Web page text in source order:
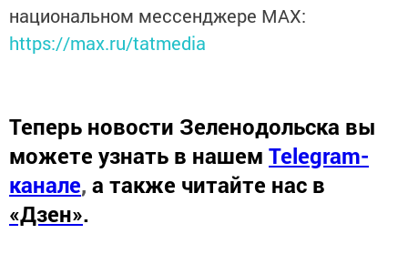
национальном мессенджере MАХ:
https://max.ru/tatmedia
Теперь новости Зеленодольска вы
можете узнать в нашем Telegram-
канале, а также читайте нас в
«Дзен».